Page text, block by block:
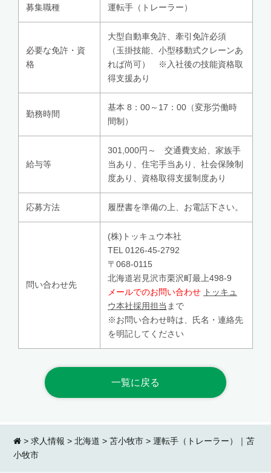
募集職種 運転手（トレーラー）
必要な免許・資
格
大型自動車免許、牽引免許必須
（玉掛技能、小型移動式クレーンあ
れば尚可） ※入社後の技能資格取
得支援あり
勤務時間
基本 8：00～17：00（変形労働時
間制）
給与等
301,000円～ 交通費支給、家族手
当あり、住宅手当あり、社会保険制
度あり、資格取得支援制度あり
応募方法 履歴書を準備の上、お電話下さい。
問い合わせ先
(株)トッキュウ本社
TEL 0126-45-2792
〒068-0115
北海道岩見沢市栗沢町最上498-9
メールでのお問い合わせ トッキュ
ウ本社採用担当 まで
※お問い合わせ時は、氏名・連絡先
を明記してください
一覧に戻る
>求人情報 >北海道 >苫小牧市 >運転手（トレーラー）｜苫
小牧市